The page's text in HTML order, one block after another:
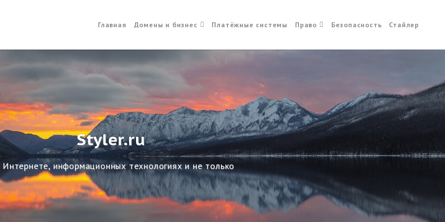
Главная Домены и бизнес Платёжные системы Право Безопасность Стайлер
Styler.ru
информационных технологиях и не только